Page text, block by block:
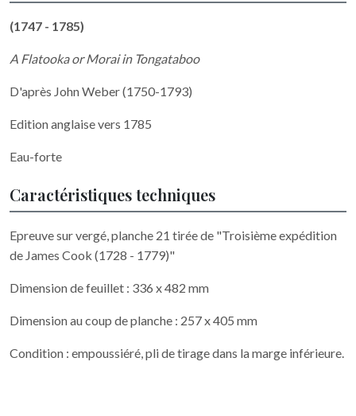
(1747 - 1785)
A Flatooka or Morai in Tongataboo
D'après John Weber (1750-1793)
Edition anglaise vers 1785
Eau-forte
Caractéristiques techniques
Epreuve sur vergé, planche 21 tirée de "Troisième expédition
de James Cook (1728 - 1779)"
Dimension de feuillet : 336 x 482 mm
Dimension au coup de planche : 257 x 405 mm
Condition : empoussiéré, pli de tirage dans la marge inférieure.